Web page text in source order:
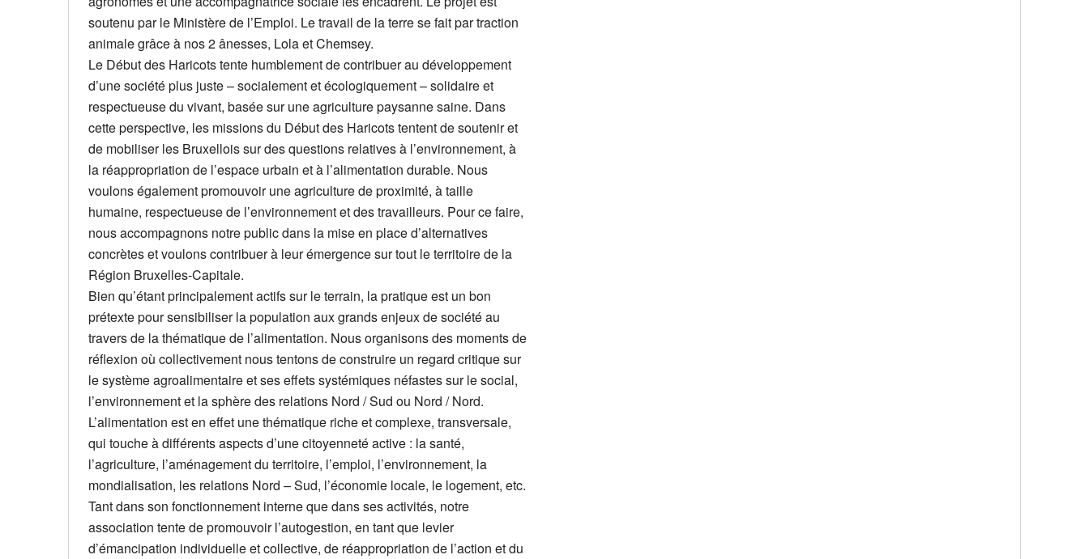
soutenu par le Ministère de l’Emploi. Le travail de la terre se fait par traction
animale grâce à nos 2 ânesses, Lola et Chemsey.
Le Début des Haricots tente humblement de contribuer au développement
d’une société plus juste – socialement et écologiquement – solidaire et
respectueuse du vivant, basée sur une agriculture paysanne saine. Dans
cette perspective, les missions du Début des Haricots tentent de soutenir et
de mobiliser les Bruxellois sur des questions relatives à l’environnement, à
la réappropriation de l’espace urbain et à l’alimentation durable. Nous
voulons également promouvoir une agriculture de proximité, à taille
humaine, respectueuse de l’environnement et des travailleurs. Pour ce faire,
nous accompagnons notre public dans la mise en place d’alternatives
concrètes et voulons contribuer à leur émergence sur tout le territoire de la
Région Bruxelles-Capitale.
Bien qu’étant principalement actifs sur le terrain, la pratique est un bon
prétexte pour sensibiliser la population aux grands enjeux de société au
travers de la thématique de l’alimentation. Nous organisons des moments de
réflexion où collectivement nous tentons de construire un regard critique sur
le système agroalimentaire et ses effets systémiques néfastes sur le social,
l’environnement et la sphère des relations Nord / Sud ou Nord / Nord.
L’alimentation est en effet une thématique riche et complexe, transversale,
qui touche à différents aspects d’une citoyenneté active : la santé,
l’agriculture, l’aménagement du territoire, l’emploi, l’environnement, la
mondialisation, les relations Nord – Sud, l’économie locale, le logement, etc.
Tant dans son fonctionnement interne que dans ses activités, notre
association tente de promouvoir l’autogestion, en tant que levier
d’émancipation individuelle et collective, de réappropriation de l’action et du